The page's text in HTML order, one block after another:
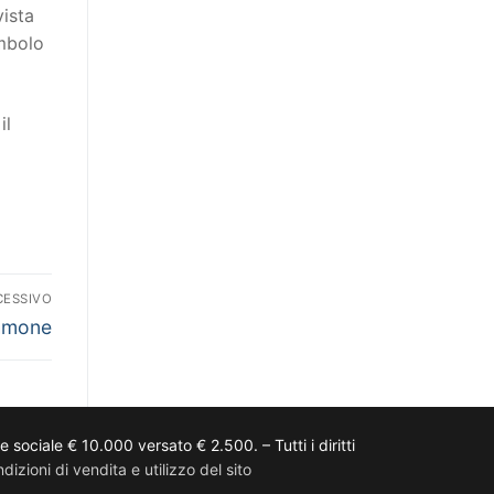
sociale € 10.000 versato € 2.500. – Tutti i diritti
di vendita e utilizzo del sito